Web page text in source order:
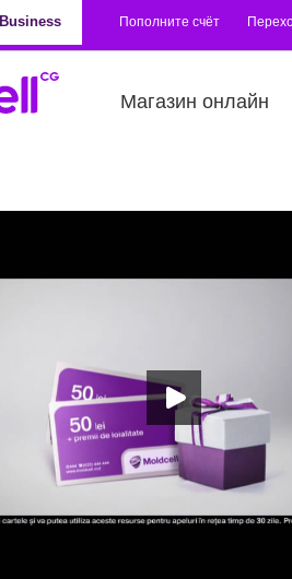
Business Пополните счёт
Магазин онлайн